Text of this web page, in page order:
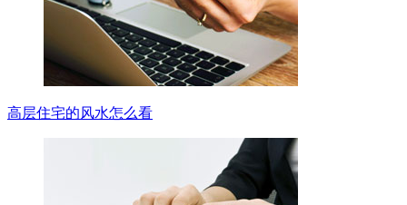
高层住宅的风水怎么看